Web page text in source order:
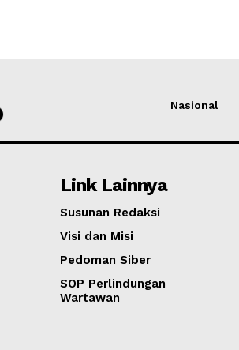
Nasional
Link Lainnya
Susunan Redaksi
Visi dan Misi
Pedoman Siber
SOP Perlindungan
Wartawan